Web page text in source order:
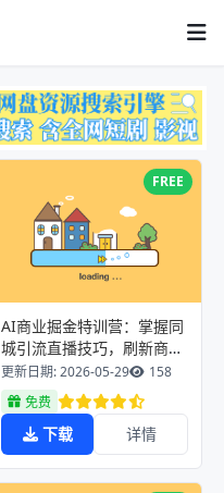
FREE
AI商业掘金特训营：掌握同
城引流直播技巧，刷新商业
思维解锁全新增收路径
更新日期: 2026-05-29
158
免费
下载 详情